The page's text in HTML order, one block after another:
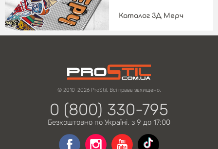
Каталог 3Д Мерч
© 2010-2026 ProStil. Всі права захищено.
0 (800) 330-795
Безкоштовно по Україні. з 9 до 17:00